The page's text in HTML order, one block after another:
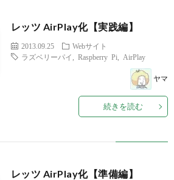
レッツ AirPlay化【実践編】
2013.09.25
Webサイト
ラズベリーパイ
Raspberry Pi AirPlay
ヤマ
続きを読む
レッツ AirPlay化【準備編】